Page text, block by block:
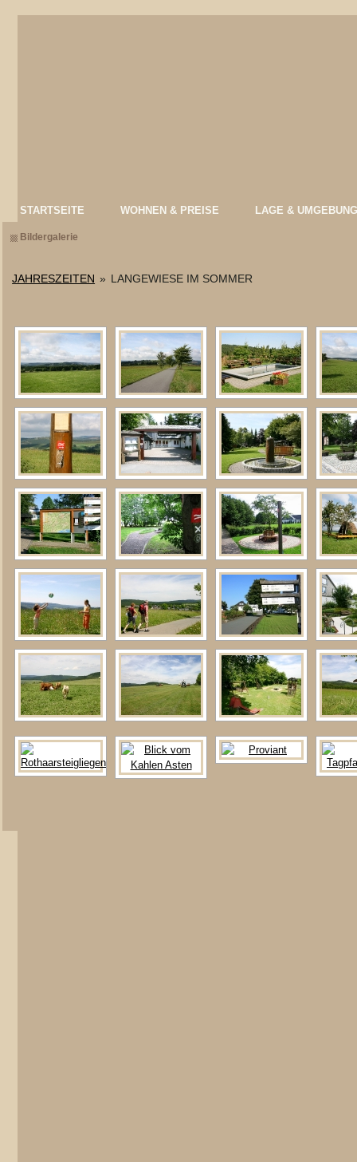
STARTSEITE WOHNEN & PREISE LAGE & UMGEBUNG
Bildergalerie
JAHRESZEITEN » LANGEWIESE IM SOMMER